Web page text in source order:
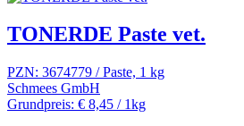
TONERDE Paste vet.
PZN: 3674779 / Paste, 1 kg
Schmees GmbH
Grundpreis: € 8,45 / 1kg